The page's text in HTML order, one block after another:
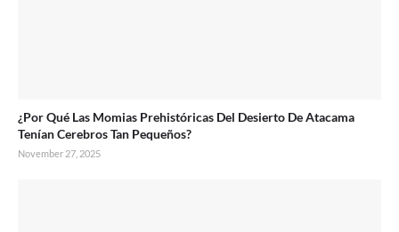
¿Por Qué Las Momias Prehistóricas Del Desierto De Atacama
Tenían Cerebros Tan Pequeños?
November 27, 2025